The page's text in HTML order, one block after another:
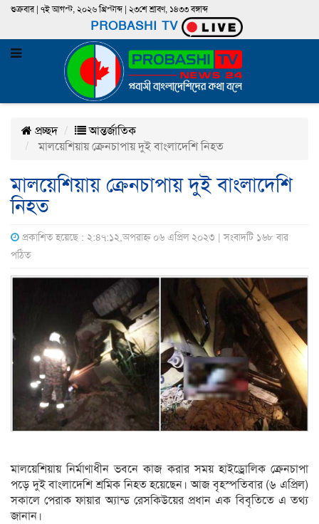
শুক্রবার | ৭ই আগস্ট, ২০২৬ খ্রিস্টাব্দ | ২৩শে শ্রাবণ, ১৪৩৩ বঙ্গাব্দ
PROBASHI TV
প্রচ্ছদ
আন্তর্জাতিক
মালয়েশিয়ায় ক্রেনচাপায় দুই বাংলাদেশি নিহত
মালয়েশিয়ায় ক্রেনচাপায় দুই বাংলাদেশি
নিহত
প্রকাশিত হয়েছে : ২:৪৭:১২,অপরাহ্ন ০৬ এপ্রিল ২০২৩ | সংবাদটি ১৬৮ বার
পঠিত
মালয়েশিয়ায় নির্মাণাধীন ভবনে কাজ করার সময় হাইড্রোলিক ক্রেনচাপা
পড়ে দুই বাংলাদেশি শ্রমিক নিহত হয়েছেন। আজ বৃহস্পতিবার (৬ এপ্রিল)
সকালে পেরাক ফায়ার অ্যান্ড রেসকিউয়ের প্রধান এক বিবৃতিতে এ তথ্য
জানান।